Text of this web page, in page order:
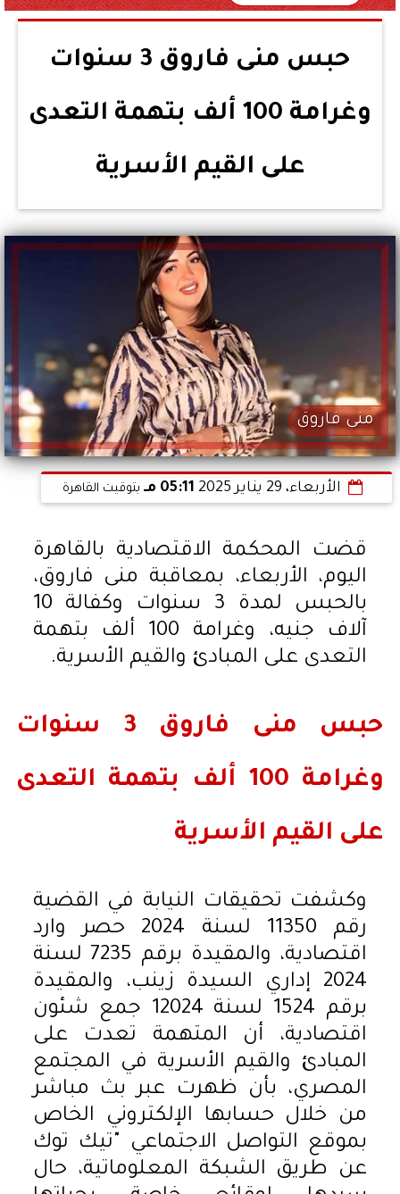
حبس منى فاروق 3 سنوات
وغرامة 100 ألف بتهمة التعدى
على القيم الأسرية
منى فاروق
الأربعاء، 29 يناير 2025 05:11 مـ بتوقيت القاهرة
قضت المحكمة الاقتصادية بالقاهرة
اليوم، الأربعاء، بمعاقبة منى فاروق،
بالحبس لمدة 3 سنوات وكفالة 10
آلاف جنيه، وغرامة 100 ألف بتهمة
التعدى على المبادئ والقيم الأسرية.
حبس منى فاروق 3 سنوات
وغرامة 100 ألف بتهمة التعدى
على القيم الأسرية
وكشفت تحقيقات النيابة في القضية
رقم 11350 لسنة 2024 حصر وارد
اقتصادية، والمقيدة برقم 7235 لسنة
2024 إداري السيدة زينب، والمقيدة
برقم 1524 لسنة 12024 جمع شئون
اقتصادية، أن المتهمة تعدت على
المبادئ والقيم الأسرية في المجتمع
المصري، بأن ظهرت عبر بث مباشر
من خلال حسابها الإلكتروني الخاص
بموقع التواصل الاجتماعي "تيك توك
عن طريق الشبكة المعلوماتية، حال